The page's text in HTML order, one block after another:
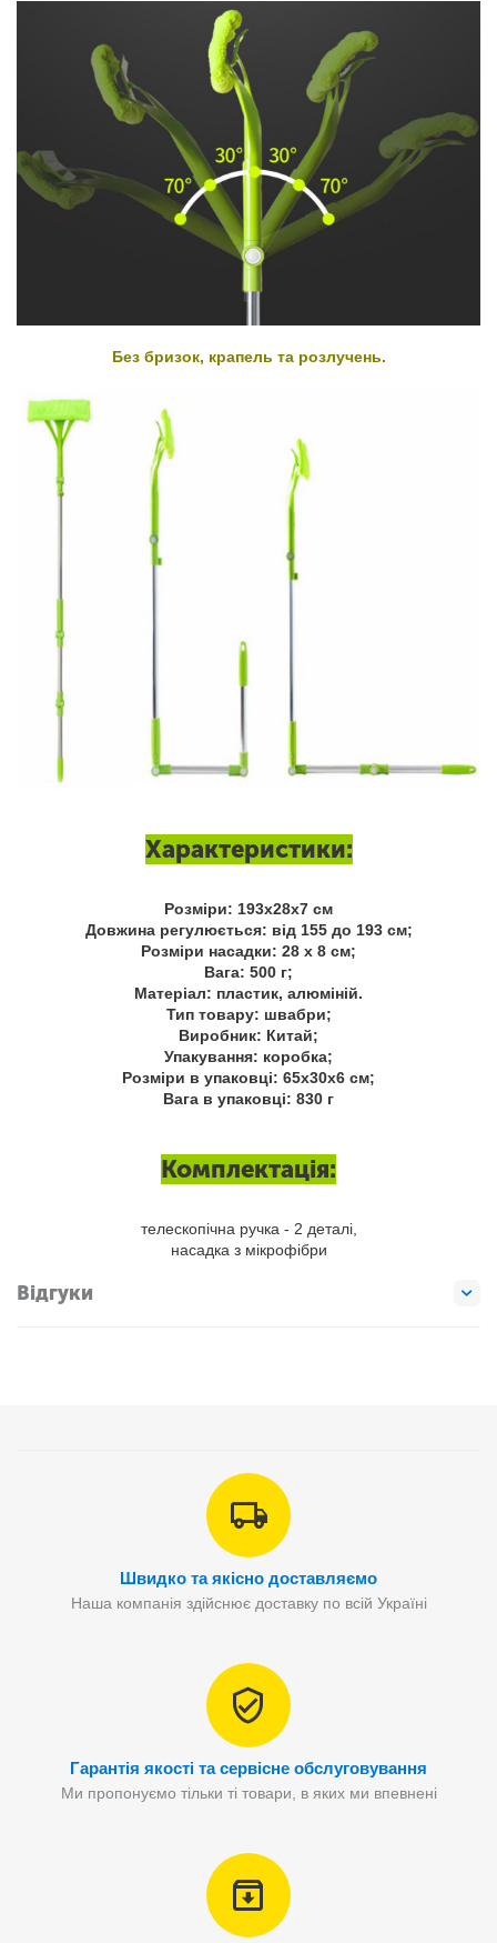
Без бризок, крапель та розлучень.
Характеристики:
Розміри: 193х28х7 см
Довжина регулюється: від 155 до 193 см;
Розміри насадки: 28 х 8 см;
Вага: 500 г;
Матеріал: пластик, алюміній.
Тип товару: швабри;
Виробник: Китай;
Упакування: коробка;
Розміри в упаковці: 65х30х6 см;
Вага в упаковці: 830 г
Комплектація:
телескопічна ручка - 2 деталі,
насадка з мікрофібри
Відгуки
Швидко та якісно доставляємо
Наша компанія здійснює доставку по всій Україні
Гарантія якості та сервісне обслуговування
Ми пропонуємо тільки ті товари, в яких ми впевнені